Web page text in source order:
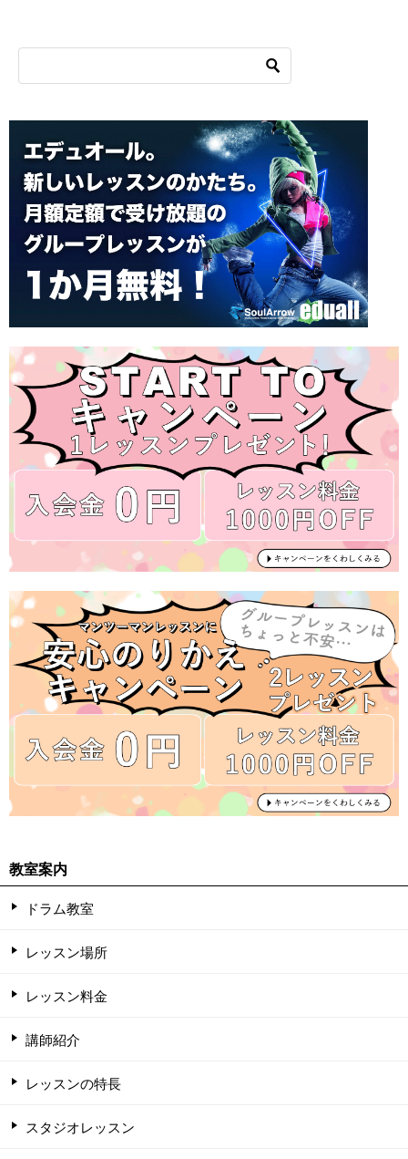
教室案内
ドラム教室
レッスン場所
レッスン料金
講師紹介
レッスンの特長
スタジオレッスン